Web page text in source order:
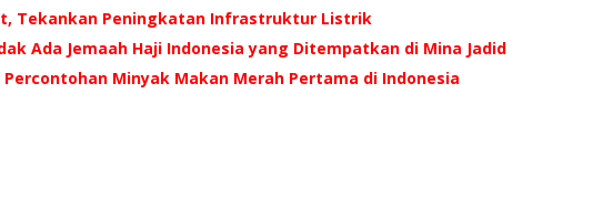
Tekankan Peningkatan Infrastruktur Listrik
Ada Jemaah Haji Indonesia yang Ditempatkan di Mina Jadid
Minyak Makan Merah Pertama di Indonesia